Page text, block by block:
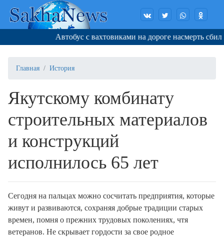
Автобус с вахтовиками на дороге насмерть сбил
Главная История
Якутскому комбинату
строительных материалов
и конструкций
исполнилось 65 лет
Сегодня на пальцах можно сосчитать предприятия, которые
живут и развиваются, сохраняя добрые традиции старых
времен, помня о прежних трудовых поколениях, чтя
ветеранов. Не скрывает гордости за свое родное